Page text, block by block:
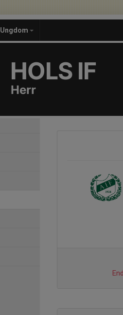
Ungdom
HOLS IF
Herr